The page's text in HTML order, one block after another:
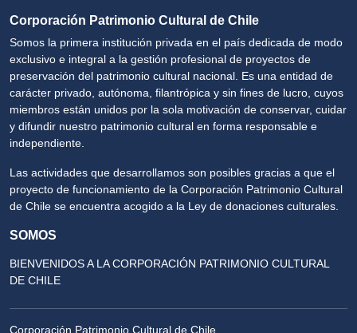
Corporación Patrimonio Cultural de Chile
Somos la primera institución privada en el país dedicada de modo
exclusivo e integral a la gestión profesional de proyectos de
preservación del patrimonio cultural nacional. Es una entidad de
carácter privado, autónoma, filantrópica y sin fines de lucro, cuyos
miembros están unidos por la sola motivación de conservar, cuidar
y difundir nuestro patrimonio cultural en forma responsable e
Las actividades que desarrollamos son posibles gracias a que el
proyecto de funcionamiento de la Corporación Patrimonio Cultural
BIENVENIDOS A LA CORPORACIÓN PATRIMONIO CULTURAL